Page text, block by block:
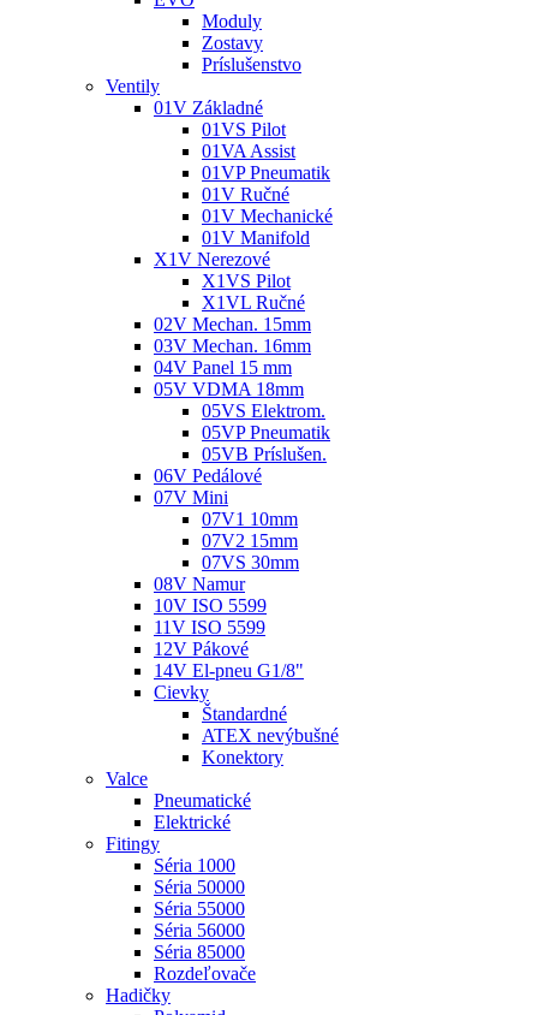
Moduly
Zostavy
Príslušenstvo
Ventily
01V Základné
01VS Pilot
01VA Assist
01VP Pneumatik
01V Ručné
01V Mechanické
01V Manifold
X1V Nerezové
X1VS Pilot
X1VL Ručné
02V Mechan. 15mm
03V Mechan. 16mm
04V Panel 15 mm
05V VDMA 18mm
05VS Elektrom.
05VP Pneumatik
05VB Príslušen.
06V Pedálové
07V Mini
07V1 10mm
07V2 15mm
07VS 30mm
08V Namur
10V ISO 5599
11V ISO 5599
12V Pákové
14V El-pneu G1/8"
Cievky
Štandardné
ATEX nevýbušné
Konektory
Valce
Pneumatické
Elektrické
Fitingy
Séria 1000
Séria 50000
Séria 55000
Séria 56000
Séria 85000
Rozdeľovače
Hadičky